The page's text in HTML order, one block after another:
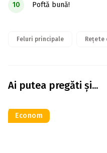
10 Poftă bună!
Feluri principale Rețete
Ai putea pregăti și...
Econom